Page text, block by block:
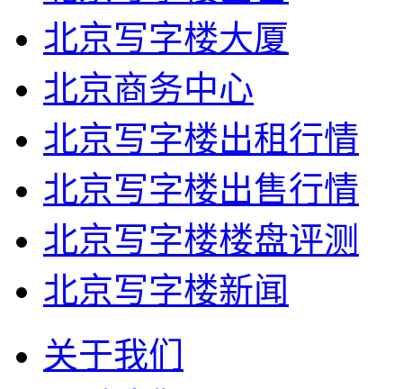
北京写字楼大厦
北京商务中心
北京写字楼出租行情
北京写字楼出售行情
北京写字楼楼盘评测
北京写字楼新闻
关于我们